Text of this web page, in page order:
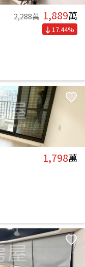
2,288萬 1,889萬
17.44%
1,798萬